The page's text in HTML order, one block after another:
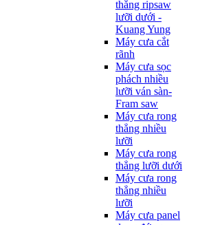
thẳng ripsaw
lưỡi dưới -
Kuang Yung
Máy cưa cắt
rãnh
Máy cưa sọc
phách nhiều
lưỡi ván sàn-
Fram saw
Máy cưa rong
thẳng nhiều
lưỡi
Máy cưa rong
thẳng lưỡi dưới
Máy cưa rong
thẳng nhiều
lưỡi
Máy cưa panel